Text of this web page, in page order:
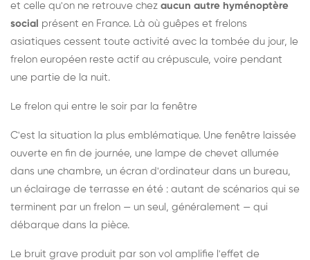
et celle qu'on ne retrouve chez aucun autre hyménoptère
social présent en France. Là où guêpes et frelons
asiatiques cessent toute activité avec la tombée du jour, le
frelon européen reste actif au crépuscule, voire pendant
une partie de la nuit.
Le frelon qui entre le soir par la fenêtre
C'est la situation la plus emblématique. Une fenêtre laissée
ouverte en fin de journée, une lampe de chevet allumée
dans une chambre, un écran d'ordinateur dans un bureau,
un éclairage de terrasse en été : autant de scénarios qui se
terminent par un frelon — un seul, généralement — qui
débarque dans la pièce.
Le bruit grave produit par son vol amplifie l'effet de